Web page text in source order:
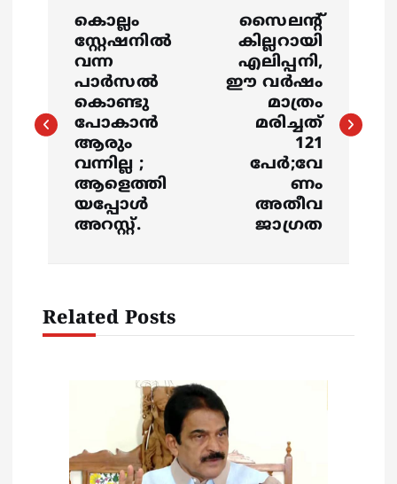
t
കൊല്ലം
സ്റ്റേഷനിൽ
വന്ന
പാർസൽ
കൊണ്ടു
പോകാൻ
ആരും
വന്നില്ല ;
ആളെത്തി
യപ്പോൾ
അറസ്റ്റ്.
സൈലന്‍റ്
കില്ലറായി
എലിപ്പനി,
ഈ വര്‍ഷം
മാത്രം
മരിച്ചത്
121
പേര്‍;വേ
ണം
അതീവ
ജാഗ്രത
Related Posts